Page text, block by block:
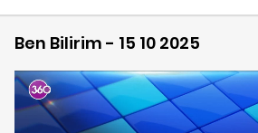
Ben Bilirim - 15 10 2025